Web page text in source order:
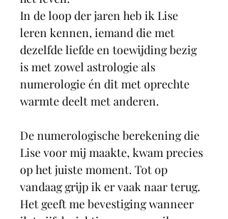
In de loop der jaren heb ik Lise
leren kennen, iemand die met
dezelfde liefde en toewijding bezig
is met zowel astrologie als
numerologie én dit met oprechte
warmte deelt met anderen.
De numerologische berekening die
Lise voor mij maakte, kwam precies
op het juiste moment. Tot op
vandaag grijp ik er vaak naar terug.
Het geeft me bevestiging wanneer